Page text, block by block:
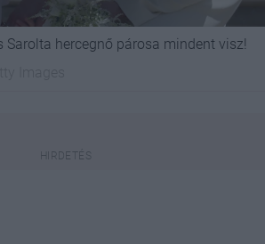
Sarolta hercegnő párosa mindent visz!